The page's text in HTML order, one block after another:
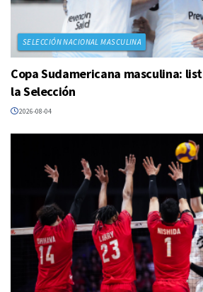
SELECCIÓN NACIONAL MASCULINA
Copa Sudamericana masculina:
la Selección
2026-08-04